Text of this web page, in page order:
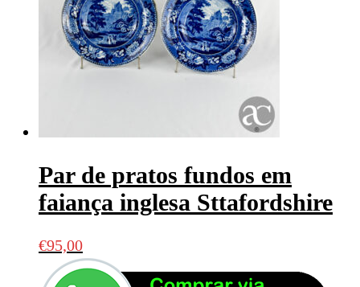
Par de pratos fundos em
faiança inglesa Sttafordshire
€95,00